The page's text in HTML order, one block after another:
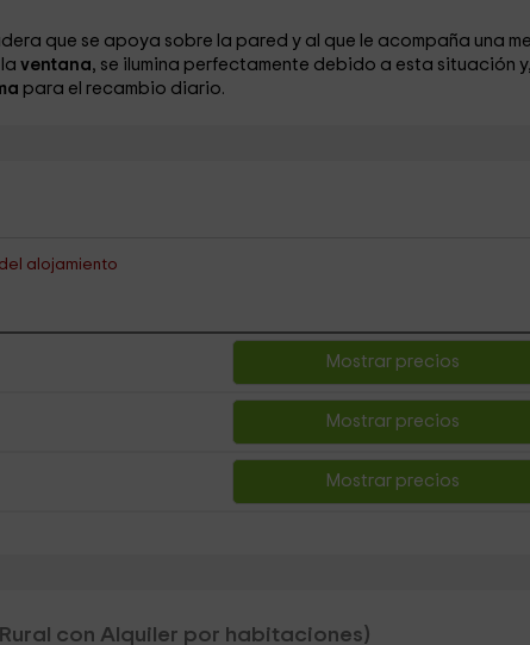
que se apoya sobre la pared y al que le acompaña una
ventana, se ilumina perfectamente debido a esta situación y,
para el recambio diario.
alojamiento
Mostrar precios
Mostrar precios
Mostrar precios
con Alquiler por habitaciones)